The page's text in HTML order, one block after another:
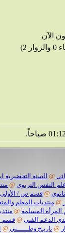
الآن
@ السنة التحضيرية
النفس التربوي @
@قسم س / الأولى
@ منتديات المعلم
المسلمة @
الدعم الفني @ قسم
@تاريـخ وطــــــني @